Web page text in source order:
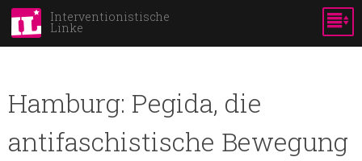
Skip to
content
Interventionistische
Linke
Hamburg: Pegida, die
antifaschistische Bewegung